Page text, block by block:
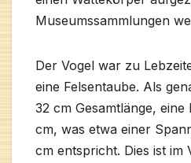
Museumssammlungen
Der Vogel war zu
eine Felsentaube. Als
32 cm Gesamtlänge, eine
cm, was etwa einer
cm entspricht. Dies ist im